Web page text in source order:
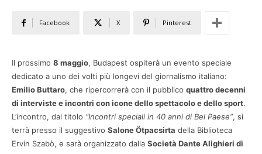
Facebook X Pinterest
Il prossimo 8 maggio, Budapest ospiterà un evento speciale
dedicato a uno dei volti più longevi del giornalismo italiano:
Emilio Buttaro, che ripercorrerà con il pubblico quattro decenni
di interviste e incontri con icone dello spettacolo e dello sport.
L’incontro, dal titolo “Incontri speciali in 40 anni di Bel Paese”, si
terrà presso il suggestivo Salone Ötpacsirta della Biblioteca
Ervin Szabò, e sarà organizzato dalla Società Dante Alighieri di